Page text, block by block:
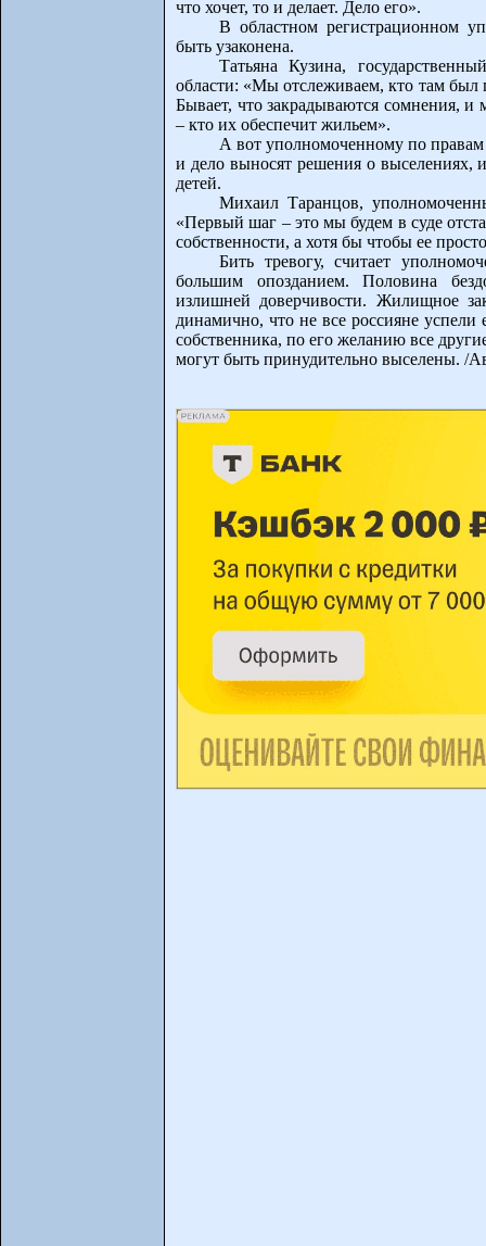
что хочет, то и делает. Дело его».
В областном регистрационном
быть узаконена.
Татьяна Кузина,
области: «Мы отслеживаем, кто там
Бывает, что закрадываются сомнения,
– кто их обеспечит жильем».
А вот уполномоченному по
и дело выносят решения о выселениях,
детей.
Михаил Таранцов,
«Первый шаг – это мы будем в суде
собственности, а хотя бы чтобы ее
Бить тревогу, считает
большим опозданием. Половина
излишней доверчивости. Жилищное
динамично, что не все россияне успели
собственника, по его желанию все
могут быть принудительно выселены. /